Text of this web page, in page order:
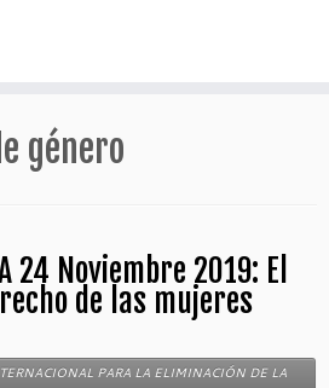
género
24 Noviembre 2019: El
de las mujeres
PARA LA ELIMINACIÓN DE LA